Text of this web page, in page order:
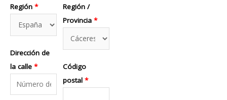
Región *
Región /
Provincia *
Dirección de
la calle *
Código
postal *